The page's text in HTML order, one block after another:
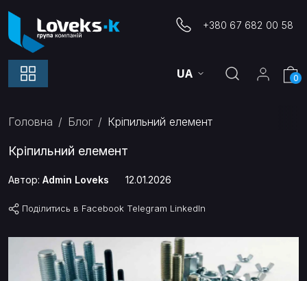
+380 67 682 00 58
UA 0
Головна Блог Кріпильний елемент
Кріпильний елемент
Автор: Admin Loveks 12.01.2026
Поділитись в Facebook Telegram LinkedIn